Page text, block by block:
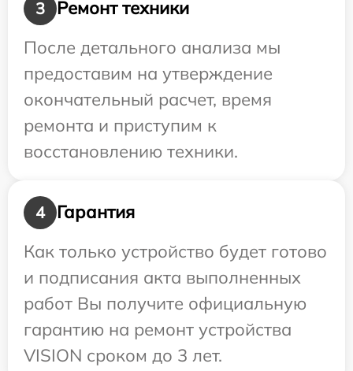
3
Ремонт техники
После детального анализа мы
предоставим на утверждение
окончательный расчет, время
ремонта и приступим к
восстановлению техники.
4
Гарантия
Как только устройство будет готово
и подписания акта выполненных
работ Вы получите официальную
гарантию на ремонт устройства
VISION сроком до 3 лет.